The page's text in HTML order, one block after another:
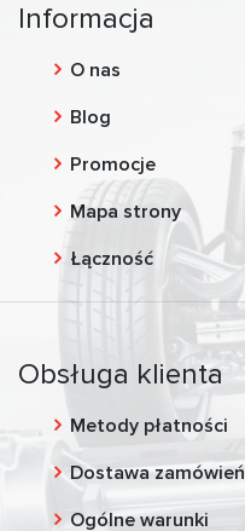
Informacja
O nas
Blog
Promocje
Mapa strony
Łączność
Obsługa klienta
Metody płatności
Dostawa zamówień
Ogólne warunki